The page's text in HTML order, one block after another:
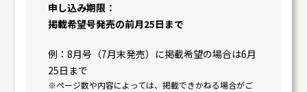
申し込み期限
掲載希望号発売の前月25日まで
例：8月号（7月末発売）に掲載希望の場合は6月
25日まで
※ページ数や内容によっては、掲載できかねる場合がご